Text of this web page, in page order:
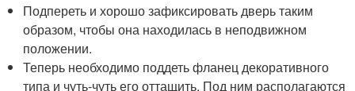
Подпереть и хорошо зафиксировать дверь таким
образом, чтобы она находилась в неподвижном
положении.
Теперь необходимо поддеть фланец декоративного
типа и чуть-чуть его оттащить. Под ним располагаются